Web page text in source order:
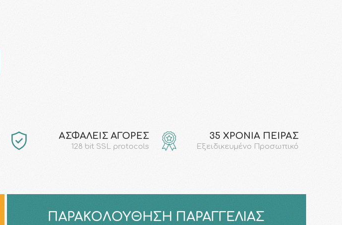
AΣΦΑΛΕΙΣ ΑΓΟΡΕΣ
128 bit SSL protocols
35 ΧΡΟΝΙΑ ΠΕΙΡΑΣ
Εξειδικευμένο Προσωπικό
ΠΑΡΑΚΟΛΟΎΘΗΣΗ ΠΑΡΑΓΓΕΛΊΑΣ